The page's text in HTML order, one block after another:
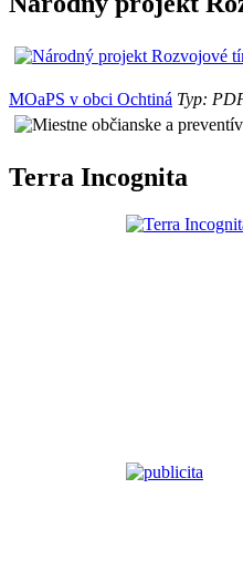
MOaPS v obci Ochtiná Typ:
Terra Incognita